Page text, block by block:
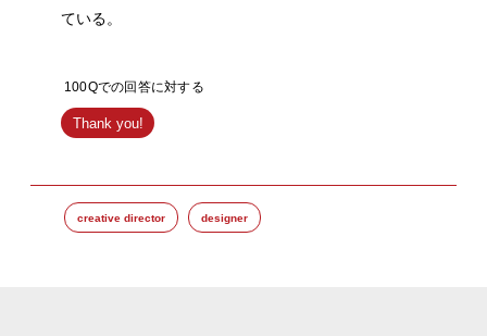
ている。
100Qでの回答に対する
Thank you!
creative director designer